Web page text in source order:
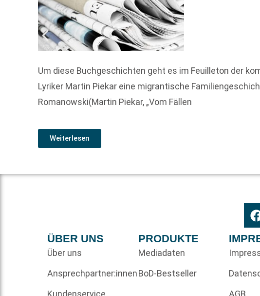
Um diese Buchgeschichten geht es im Feuilleton der
Lyriker Martin Piekar eine migrantische
Romanowski(Martin Piekar, „Vom Fällen
Weiterlesen
ÜBER UNS
Über uns
Ansprechpartner:innen
PRODUKTE
Mediadaten
BoD-Bestseller